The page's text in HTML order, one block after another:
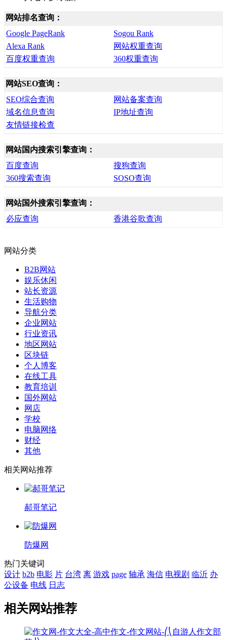
网站排名查询：
Google PageRank
Sogou Rank
Alexa Rank
网站权重查询
百度权重查询
360权重查询
网站SEO查询：
SEO综合查询
网站备案查询
域名信息查询
IP地址查询
友情链接检查
网站国内搜索引擎查询：
百度查询
搜狗查询
360搜索查询
SOSO查询
网站国外搜索引擎查询：
必应查询
香港谷歌查询
网站分类
B2B网站
娱乐休闲
站长资源
生活购物
导航分类
企业网站
行业资讯
地区网站
区块链
个人博客
在线工具
教育培训
国外网站
网店
学校
电脑网络
财经
其他
相关网站推荐
郝哥笔记
防爆网
热门关键词
设计 b2b 电影 片 台湾 离 游戏 page 轴承 海信 电视剧 临沂 办
公设备 电线 日志
相关网站推荐